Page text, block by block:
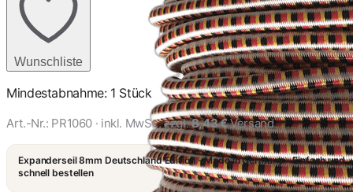
Wunschliste
Mindestabnahme: 1 Stück
Art.-Nr.: PR1060 · inkl. MwSt., zzgl.8,43 €Versand
Expanderseil 8mm Deutschland Edition - Made in Germany - Einfach und
schnell bestellen